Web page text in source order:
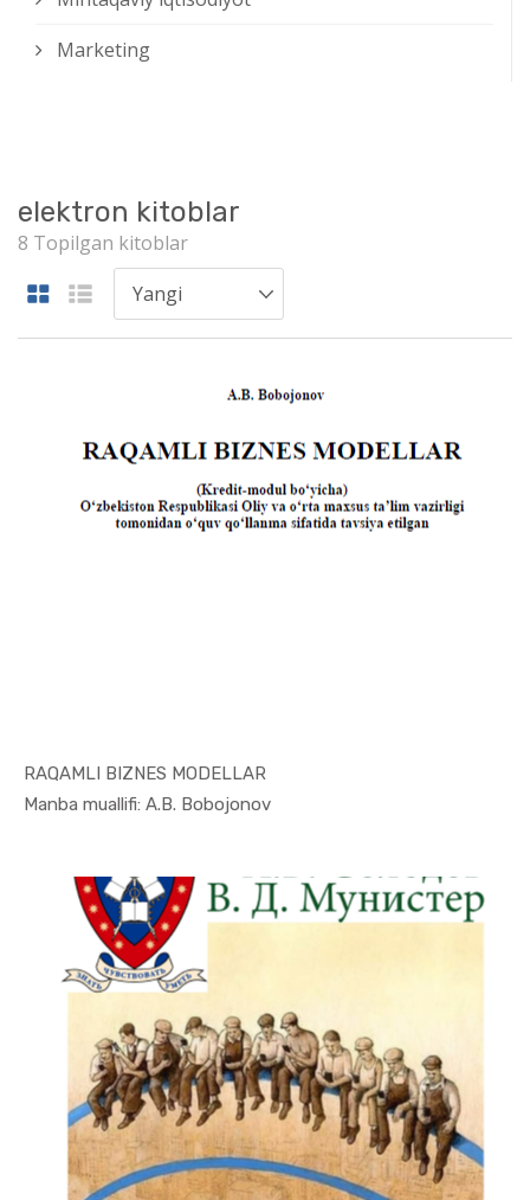
Marketing
elektron kitoblar
8 Topilgan kitoblar
RAQAMLI BIZNES MODELLAR
Manba muallifi: A.B. Bobojonov
In Raqamli...